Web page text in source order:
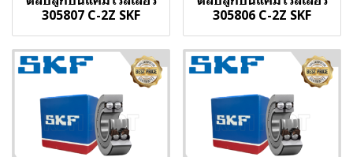
305807 C-2Z SKF
305806 C-2Z SKF